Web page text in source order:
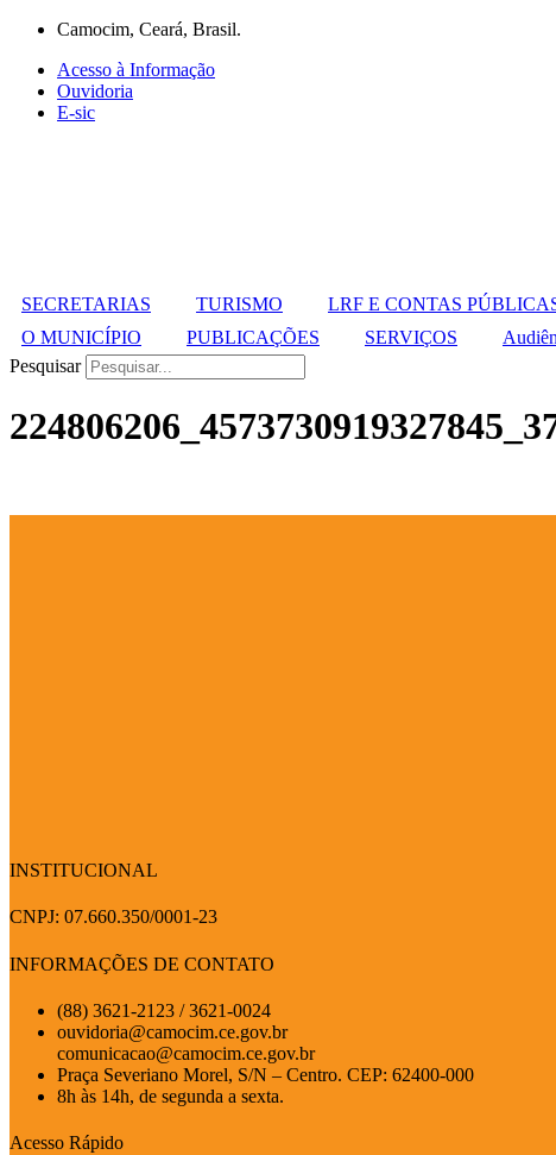
conteúdo
Camocim, Ceará, Brasil.
Acesso à Informação
Ouvidoria
E-sic
SECRETARIAS TURISMO LRF E CONTAS
O MUNICÍPIO
PUBLICAÇÕES SERVIÇOS
Pesquisar
INSTITUCIONAL
CNPJ: 07.660.350/0001-23
INFORMAÇÕES DE CONTATO
(88) 3621-2123 / 3621-0024
ouvidoria@camocim.ce.gov.br
comunicacao@camocim.ce.gov.br
Praça Severiano Morel, S/N – Centro. CEP: 62400-000
8h às 14h, de segunda a sexta.
Acesso Rápido